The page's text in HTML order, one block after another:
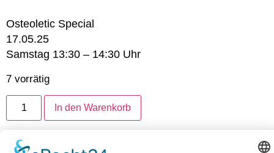
Osteoletic Special
17.05.25
Samstag 13:30 – 14:30 Uhr
7 vorrätig
In den Warenkorb